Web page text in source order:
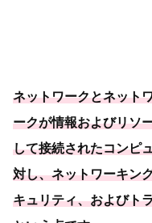
ネットワークとネット
ークが情報およびリソ
して接続されたコンピ
対し、ネットワーキン
キュリティ、およびト